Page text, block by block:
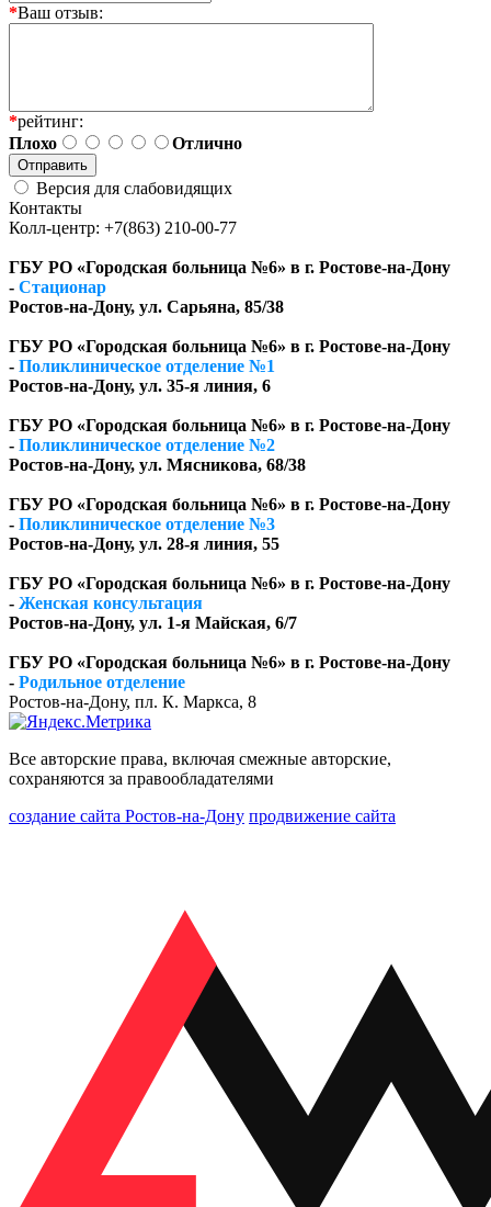
*Ваш отзыв:
*рейтинг:
Плохо
Отлично
Версия для слабовидящих
Контакты
Колл-центр: +7(863) 210-00-77
ГБУ РО «Городская больница №6» в г. Ростове-на-Дону
- Стационар
Ростов-на-Дону, ул. Сарьяна, 85/38
ГБУ РО «Городская больница №6» в г. Ростове-на-Дону
- Поликлиническое отделение №1
Ростов-на-Дону, ул. 35-я линия, 6
ГБУ РО «Городская больница №6» в г. Ростове-на-Дону
- Поликлиническое отделение №2
Ростов-на-Дону, ул. Мясникова, 68/38
ГБУ РО «Городская больница №6» в г. Ростове-на-Дону
- Поликлиническое отделение №3
Ростов-на-Дону, ул. 28-я линия, 55
ГБУ РО «Городская больница №6» в г. Ростове-на-Дону
- Женская консультация
Ростов-на-Дону, ул. 1-я Майская, 6/7
ГБУ РО «Городская больница №6» в г. Ростове-на-Дону
- Родильное отделение
Ростов-на-Дону, пл. К. Маркса, 8
Все авторские права, включая смежные авторские,
сохраняются за правообладателями
создание сайта Ростов-на-Дону продвижение сайта